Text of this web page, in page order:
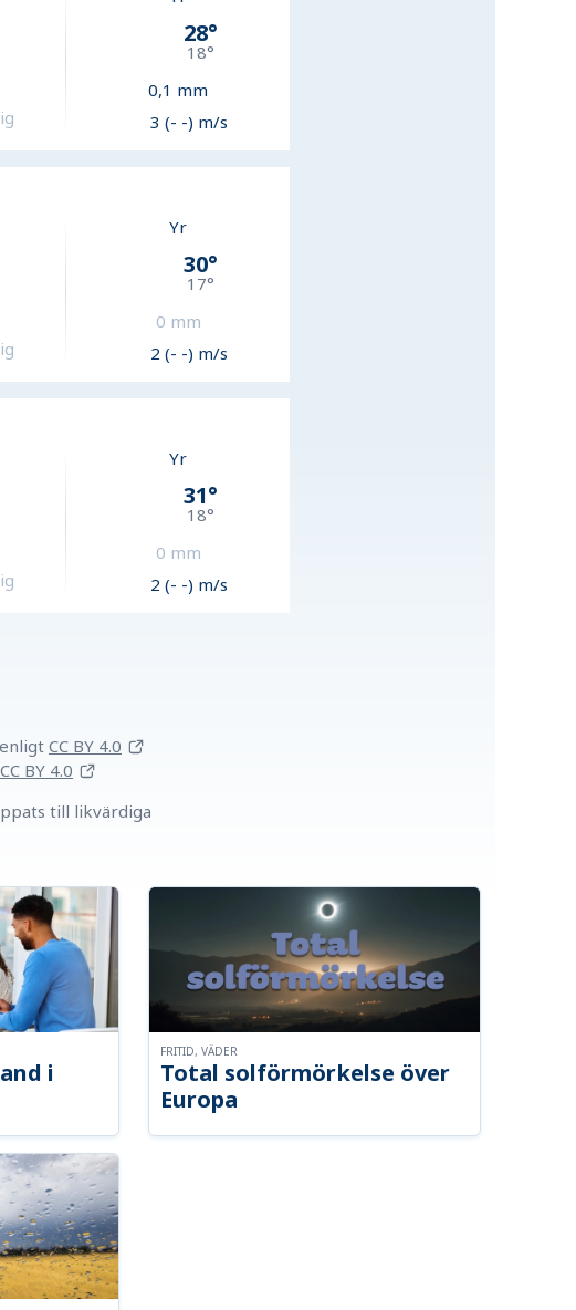
28°
18°
0,1 mm
3 (- -) m/s
Yr
30°
17°
0 mm
2 (- -) m/s
Yr
31°
18°
0 mm
2 (- -) m/s
enligt CC BY 4.0
CC BY 4.0
till likvärdiga
i
Total solförmörkelse över
Europa
FRITID, VÄDER